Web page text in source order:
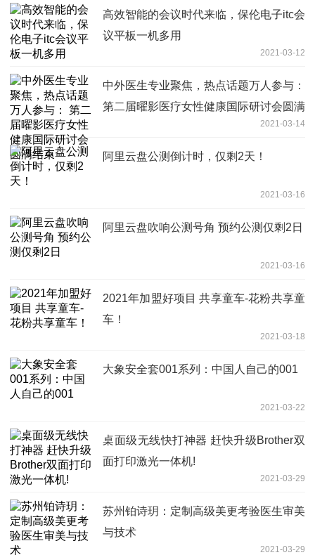
高效智能的会议时代来临，保伦电子itc会
议平板一机多用
2021-03-12
中外医生专业聚焦，热点话题万人参与：
第二届曜影医疗女性健康国际研讨会圆满
2021-03-14
阿里云盘公测倒计时，仅剩2天！
2021-03-16
阿里云盘吹响公测号角 预约公测仅剩2日
2021-03-16
2021年加盟好项目 共享童车-花粉共享童
车！
2021-03-18
大象安全套001系列：中国人自己的001
2021-03-22
桌面级无线快打神器 赶快升级Brother双
面打印激光一体机!
2021-03-29
苏州铂诗玥：定制高级美更考验医生审美
与技术
2021-03-29